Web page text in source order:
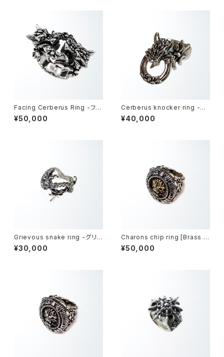
Facing Cerberus Ring -フェ
イシングケルベロス・リング-
¥50,000
Cerberus knocker ring -ケ
ルベロスノッカーリング-
¥40,000
Grievous snake ring -グリ
ーヴァスネーク・リング-
¥30,000
Charons chip ring [Brass m
odel] -カロンズチップ・リング-
¥50,000